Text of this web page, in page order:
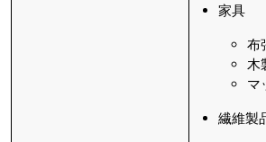
家具
布
木
マ
繊維製